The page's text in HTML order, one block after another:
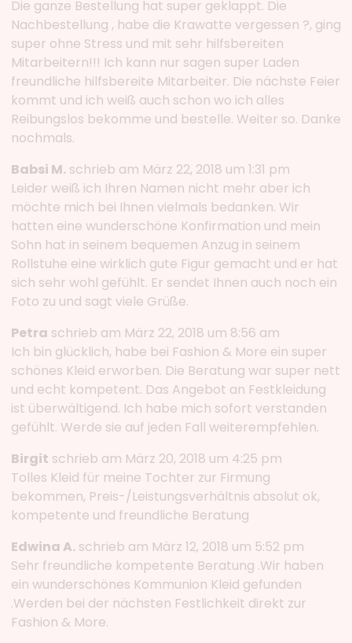
Die ganze Bestellung hat super geklappt. Die
Nachbestellung , habe die Krawatte vergessen ?, ging
super ohne Stress und mit sehr hilfsbereiten
Mitarbeitern!!! Ich kann nur sagen super Laden
freundliche hilfsbereite Mitarbeiter. Die nächste Feier
kommt und ich weiß auch schon wo ich alles
Reibungslos bekomme und bestelle. Weiter so. Danke
nochmals.
Babsi M. schrieb am März 22, 2018 um 1:31 pm
Leider weiß ich Ihren Namen nicht mehr aber ich
möchte mich bei Ihnen vielmals bedanken. Wir
hatten eine wunderschöne Konfirmation und mein
Sohn hat in seinem bequemen Anzug in seinem
Rollstuhe eine wirklich gute Figur gemacht und er hat
sich sehr wohl gefühlt. Er sendet Ihnen auch noch ein
Foto zu und sagt viele Grüße.
Petra schrieb am März 22, 2018 um 8:56 am
Ich bin glücklich, habe bei Fashion & More ein super
schönes Kleid erworben. Die Beratung war super nett
und echt kompetent. Das Angebot an Festkleidung
ist überwältigend. Ich habe mich sofort verstanden
gefühlt. Werde sie auf jeden Fall weiterempfehlen.
Birgit schrieb am März 20, 2018 um 4:25 pm
Tolles Kleid für meine Tochter zur Firmung
bekommen, Preis-/Leistungsverhältnis absolut ok,
kompetente und freundliche Beratung
Edwina A. schrieb am März 12, 2018 um 5:52 pm
Sehr freundliche kompetente Beratung .Wir haben
ein wunderschönes Kommunion Kleid gefunden
.Werden bei der nächsten Festlichkeit direkt zur
Fashion & More.